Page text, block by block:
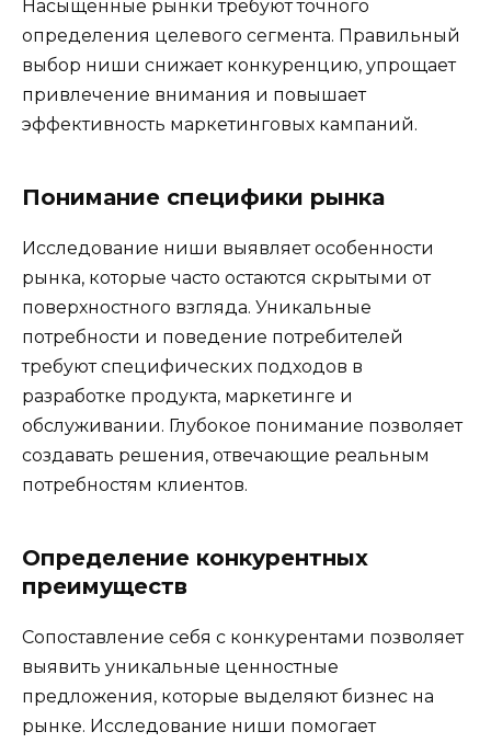
Насыщенные рынки требуют точного
определения целевого сегмента. Правильный
выбор ниши снижает конкуренцию, упрощает
привлечение внимания и повышает
эффективность маркетинговых кампаний.
Понимание специфики рынка
Исследование ниши выявляет особенности
рынка, которые часто остаются скрытыми от
поверхностного взгляда. Уникальные
потребности и поведение потребителей
требуют специфических подходов в
разработке продукта, маркетинге и
обслуживании. Глубокое понимание позволяет
создавать решения, отвечающие реальным
потребностям клиентов.
Определение конкурентных
преимуществ
Сопоставление себя с конкурентами позволяет
выявить уникальные ценностные
предложения, которые выделяют бизнес на
рынке. Исследование ниши помогает